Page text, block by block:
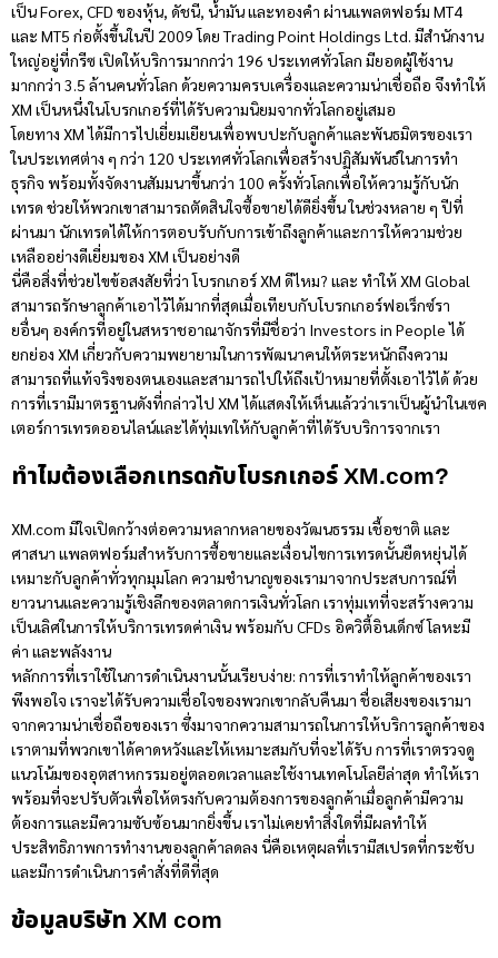
เป็น Forex, CFD ของหุ้น, ดัชนี, น้ำมัน และทองคำ ผ่านแพลตฟอร์ม MT4
และ MT5 ก่อตั้งขึ้นในปี 2009 โดย Trading Point Holdings Ltd. มีสำนักงาน
ใหญ่อยู่ที่กรีซ เปิดให้บริการมากกว่า 196 ประเทศทั่วโลก มียอดผู้ใช้งาน
มากกว่า 3.5 ล้านคนทั่วโลก ด้วยความครบเครื่องและความน่าเชื่อถือ จึงทำให้
XM เป็นหนึ่งในโบรกเกอร์ที่ได้รับความนิยมจากทั่วโลกอยู่เสมอ
โดยทาง XM ได้มีการไปเยี่ยมเยียนเพื่อพบปะกับลูกค้าและพันธมิตรของเรา
ในประเทศต่าง ๆ กว่า 120 ประเทศทั่วโลกเพื่อสร้างปฏิสัมพันธ์ในการทำ
ธุรกิจ พร้อมทั้งจัดงานสัมมนาขึ้นกว่า 100 ครั้งทั่วโลกเพื่อให้ความรู้กับนัก
เทรด ช่วยให้พวกเขาสามารถตัดสินใจซื้อขายได้ดียิ่งขึ้น ในช่วงหลาย ๆ ปีที่
ผ่านมา นักเทรดได้ให้การตอบรับกับการเข้าถึงลูกค้าและการให้ความช่วย
เหลืออย่างดีเยี่ยมของ XM เป็นอย่างดี
นี่คือสิ่งที่ช่วยไขข้อสงสัยที่ว่า โบรกเกอร์XM ดีไหม? และ ทำให้XM Global
สามารถรักษาลูกค้าเอาไว้ได้มากที่สุดเมื่อเทียบกับโบรกเกอร์ฟอเร็กซ์รา
ยอื่นๆ องค์กรที่อยู่ในสหราชอาณาจักรที่มีชื่อว่า Investors in People ได้
ยกย่อง XM เกี่ยวกับความพยายามในการพัฒนาคนให้ตระหนักถึงความ
สามารถที่แท้จริงของตนเองและสามารถไปให้ถึงเป้าหมายที่ตั้งเอาไว้ได้ ด้วย
การที่เรามีมาตรฐานดังที่กล่าวไป XM ได้แสดงให้เห็นแล้วว่าเราเป็นผู้นำในเซค
เตอร์การเทรดออนไลน์และได้ทุ่มเทให้กับลูกค้าที่ได้รับบริการจากเรา
ทำไมต้องเลือกเทรดกับโบรกเกอร์ XM.com?
XM.com มีใจเปิดกว้างต่อความหลากหลายของวัฒนธรรม เชื้อชาติ และ
ศาสนา แพลตฟอร์มสำหรับการซื้อขายและเงื่อนไขการเทรดนั้นยืดหยุ่นได้
เหมาะกับลูกค้าทั่วทุกมุมโลก ความชำนาญของเรามาจากประสบการณ์ที่
ยาวนานและความรู้เชิงลึกของตลาดการเงินทั่วโลก เราทุ่มเทที่จะสร้างความ
เป็นเลิศในการให้บริการเทรดค่าเงิน พร้อมกับ CFDs อิควิตี้อินเด็กซ์ โลหะมี
ค่า และพลังงาน
หลักการที่เราใช้ในการดำเนินงานนั้นเรียบง่าย: การที่เราทำให้ลูกค้าของเรา
พึงพอใจ เราจะได้รับความเชื่อใจของพวกเขากลับคืนมา ชื่อเสียงของเรามา
จากความน่าเชื่อถือของเรา ซึ่งมาจากความสามารถในการให้บริการลูกค้าของ
เราตามที่พวกเขาได้คาดหวังและให้เหมาะสมกับที่จะได้รับ การที่เราตรวจดู
แนวโน้มของอุตสาหกรรมอยู่ตลอดเวลาและใช้งานเทคโนโลยีล่าสุด ทำให้เรา
พร้อมที่จะปรับตัวเพื่อให้ตรงกับความต้องการของลูกค้าเมื่อลูกค้ามีความ
ต้องการและมีความซับซ้อนมากยิ่งขึ้น เราไม่เคยทำสิ่งใดที่มีผลทำให้
ประสิทธิภาพการทำงานของลูกค้าลดลง นี่คือเหตุผลที่เรามีสเปรดที่กระชับ
และมีการดำเนินการคำสั่งที่ดีที่สุด
ข้อมูลบริษัท XM com